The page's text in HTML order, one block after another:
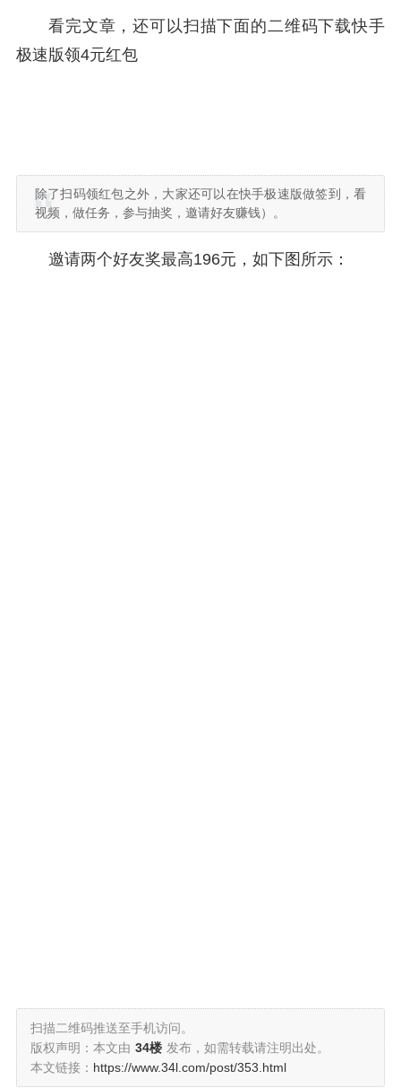
看完文章，还可以扫描下面的二维码下载快手
极速版领4元红包
除了扫码领红包之外，大家还可以在快手极速版做签到，看
视频，做任务，参与抽奖，邀请好友赚钱）。
邀请两个好友奖最高196元，如下图所示：
扫描二维码推送至手机访问。
版权声明：本文由 34楼 发布，如需转载请注明出处。
本文链接： https://www.34l.com/post/353.html